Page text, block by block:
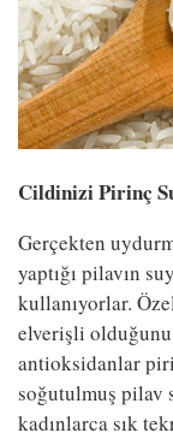
Cildinizi Pirinç
Gerçekten
yaptığı pilavın
kullanıyorlar.
elverişli
antioksidanlar
soğutulmuş pilav
kadınlarca sık